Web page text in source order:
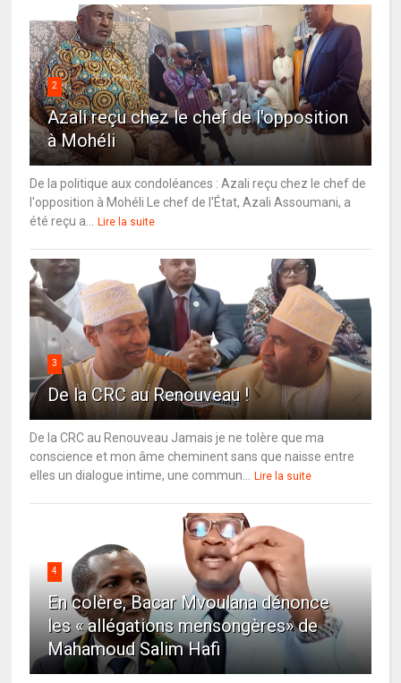
2
Azali reçu chez le chef de l'opposition
à Mohéli
De la politique aux condoléances : Azali reçu chez le chef de
l'opposition à Mohéli Le chef de l'État, Azali Assoumani, a
été reçu a...
Lire la suite
3
De la CRC au Renouveau !
De la CRC au Renouveau Jamais je ne tolère que ma
conscience et mon âme cheminent sans que naisse entre
elles un dialogue intime, une commun...
Lire la suite
4
En colère, Bacar Mvoulana dénonce
les « allégations mensongères» de
Mahamoud Salim Hafi